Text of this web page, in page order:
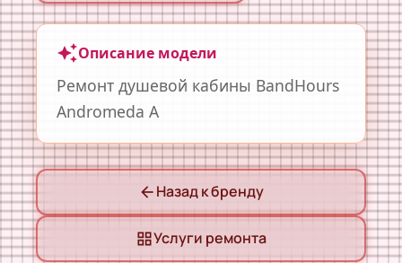
auto_awesomeОписание модели
Ремонт душевой кабины BandHours
Andromeda A
arrow_back Назад к бренду
grid_viewУслуги ремонта